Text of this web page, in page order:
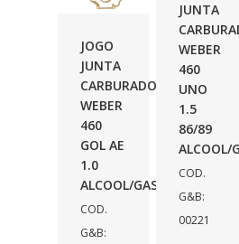
JOGO
JUNTA
CARBURADOR
WEBER
460
GOL AE
1.0
ALCOOL/GASOLINA
COD.
G&B:
JUNTA
WEBER
460
UNO
1.5
86/89
ALCOOL/
COD.
G&B:
00221